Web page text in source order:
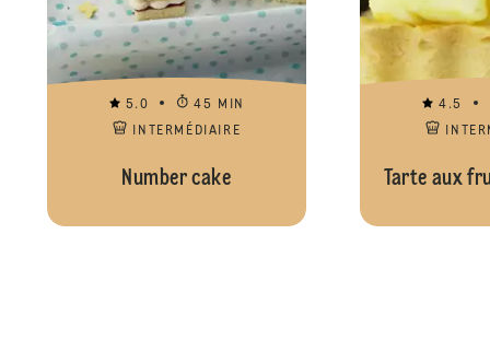
5.0
45 MIN
INTERMÉDIAIRE
Number cake
4.5
Tarte aux